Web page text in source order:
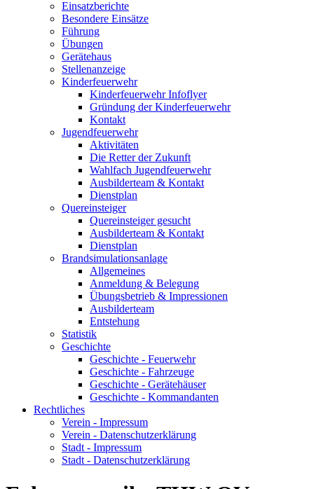
Einsatzberichte
Besondere Einsätze
Führung
Übungen
Gerätehaus
Stellenanzeige
Kinderfeuerwehr
Kinderfeuerwehr Infoflyer
Gründung der Kinderfeuerwehr
Kontakt
Jugendfeuerwehr
Aktivitäten
Die Retter der Zukunft
Wahlfach Jugendfeuerwehr
Ausbilderteam & Kontakt
Dienstplan
Quereinsteiger
Quereinsteiger gesucht
Ausbilderteam & Kontakt
Dienstplan
Brandsimulationsanlage
Allgemeines
Anmeldung & Belegung
Übungsbetrieb & Impressionen
Ausbilderteam
Entstehung
Statistik
Geschichte
Geschichte - Feuerwehr
Geschichte - Fahrzeuge
Geschichte - Gerätehäuser
Geschichte - Kommandanten
Rechtliches
Verein - Impressum
Verein - Datenschutzerklärung
Stadt - Impressum
Stadt - Datenschutzerklärung